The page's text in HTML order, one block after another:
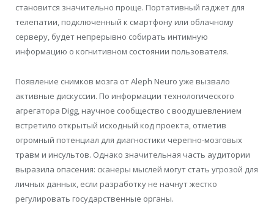
становится значительно проще. Портативный гаджет для
телепатии, подключенный к смартфону или облачному
серверу, будет непрерывно собирать интимную
информацию о когнитивном состоянии пользователя.
Появление снимков мозга от Aleph Neuro уже вызвало
активные дискуссии. По информации технологического
агрегатора Digg, научное сообщество с воодушевлением
встретило открытый исходный код проекта, отметив
огромный потенциал для диагностики черепно-мозговых
травм и инсультов. Однако значительная часть аудитории
выразила опасения: сканеры мыслей могут стать угрозой для
личных данных, если разработку не начнут жестко
регулировать государственные органы.